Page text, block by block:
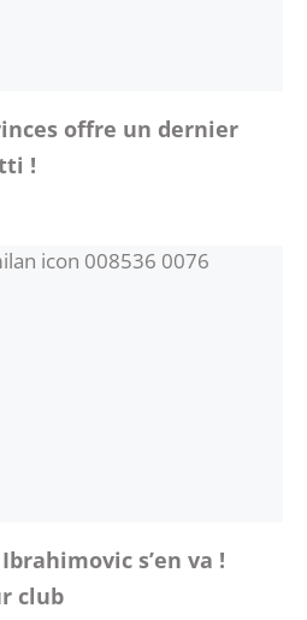
offre un dernier
!
s’en va !
club